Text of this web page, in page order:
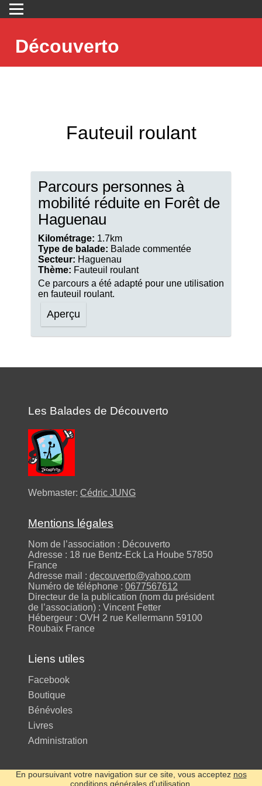
Découverto
Fauteuil roulant
Parcours personnes à
mobilité réduite en Forêt de
Haguenau
Kilométrage: 1.7km
Type de balade: Balade commentée
Secteur: Haguenau
Thème: Fauteuil roulant
Ce parcours a été adapté pour une utilisation
en fauteuil roulant.
Aperçu
Les Balades de Découverto
Webmaster: Cédric JUNG
Mentions légales
Nom de l’association : Découverto
Adresse : 18 rue Bentz-Eck La Hoube 57850
France
Adresse mail : decouverto@yahoo.com
Numéro de téléphone : 0677567612
Directeur de la publication (nom du président
de l’association) : Vincent Fetter
Hébergeur : OVH 2 rue Kellermann 59100
Roubaix France
Liens utiles
Facebook
Boutique
Bénévoles
Livres
Administration
En poursuivant votre navigation sur ce site, vous acceptez nos
conditions générales d'utilisation